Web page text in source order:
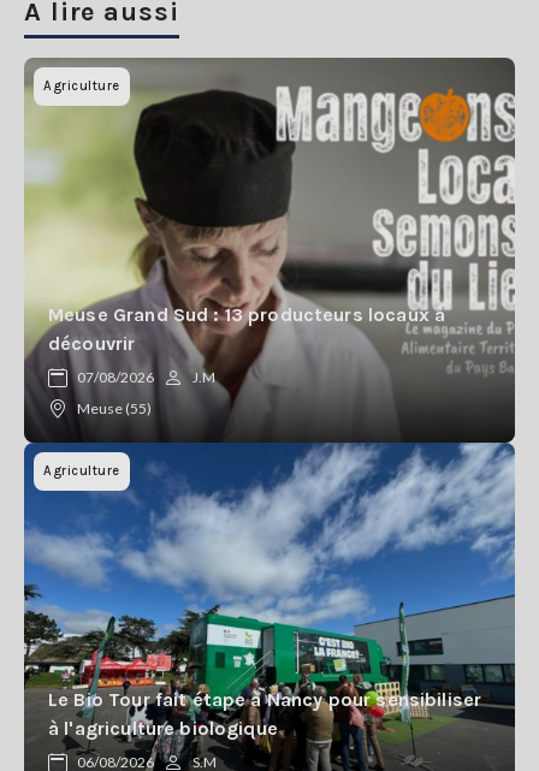
A lire aussi
Agriculture
Meuse Grand Sud : 13 producteurs locaux à
découvrir
07/08/2026
J.M
Meuse (55)
Agriculture
Le Bio Tour fait étape à Nancy pour sensibiliser
à l'agriculture biologique
06/08/2026
S.M